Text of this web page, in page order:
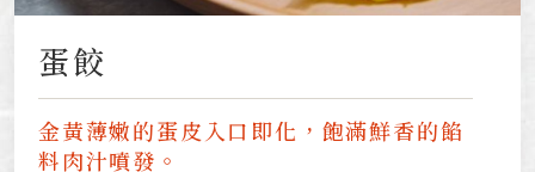
蛋餃
金黃薄嫩的蛋皮入口即化，飽滿鮮香的餡
料肉汁噴發。